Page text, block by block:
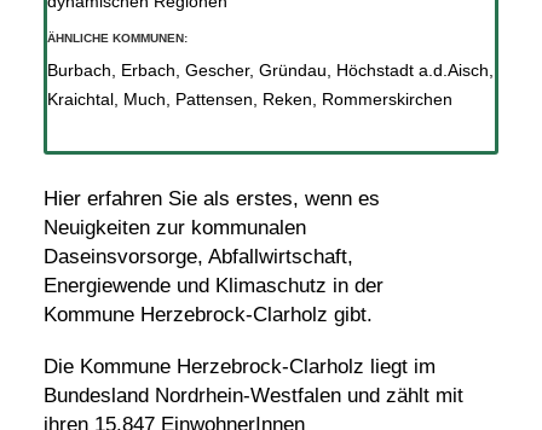
Hier erfahren Sie als erstes, wenn es
Neuigkeiten zur kommunalen
Daseinsvorsorge, Abfallwirtschaft,
Energiewende und Klimaschutz in der
Kommune Herzebrock-Clarholz gibt.
Die Kommune Herzebrock-Clarholz liegt im
Bundesland Nordrhein-Westfalen und zählt mit
ihren 15.847 EinwohnerInnen
ÄHNLICHE KOMMUNEN:
Burbach Erbach Gescher, Gründau Höchstadt a.d.Aisch
Kraichtal, Much Pattensen Reken Rommerskirchen